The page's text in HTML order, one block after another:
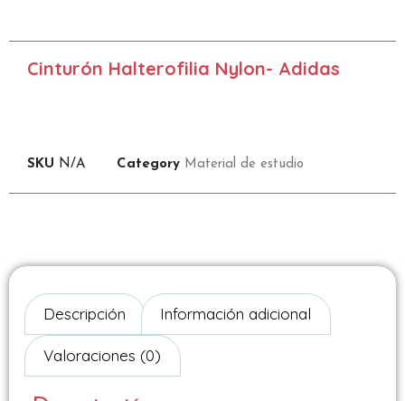
Cinturón Halterofilia Nylon- Adidas
SKU N/A Category Material de estudio
Descripción Información adicional
Valoraciones (0)